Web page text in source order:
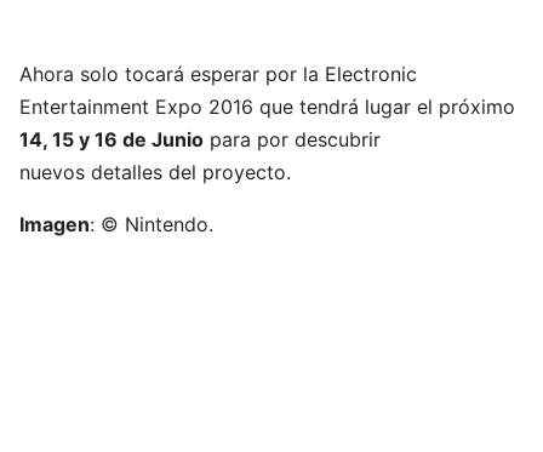
Ahora solo tocará esperar por la Electronic
Entertainment Expo 2016 que tendrá lugar el próximo
14, 15 y 16 de Junio para por descubrir
nuevos detalles del proyecto.
Imagen: © Nintendo.